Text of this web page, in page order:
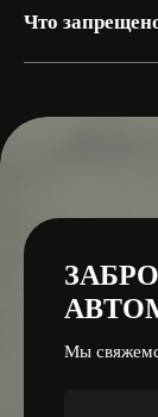
Что
Мы
Родионова
Нижний Новгород
Следите за нами